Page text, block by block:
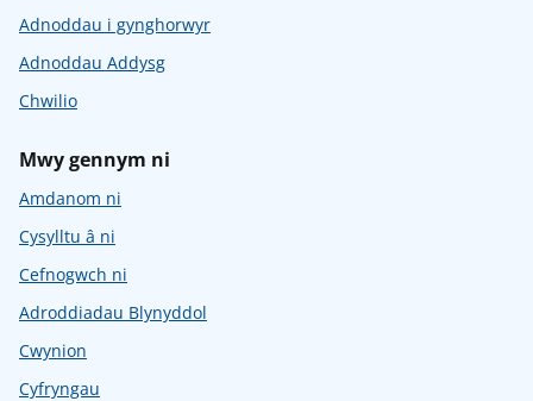
Adnoddau i gynghorwyr
Adnoddau Addysg
Chwilio
Mwy gennym ni
Amdanom ni
Cysylltu â ni
Cefnogwch ni
Adroddiadau Blynyddol
Cwynion
Cyfryngau